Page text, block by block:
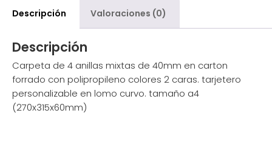
Descripción Valoraciones (0)
Descripción
Carpeta de 4 anillas mixtas de 40mm en carton
forrado con polipropileno colores 2 caras. tarjetero
personalizable en lomo curvo. tamaño a4
(270x315x60mm)